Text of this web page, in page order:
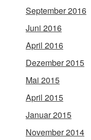
September 2016
Juni 2016
April 2016
Dezember 2015
Mai 2015
April 2015
Januar 2015
November 2014